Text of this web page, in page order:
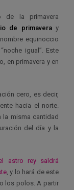
de la primavera
de primavera y
equinoccio
igual”. Este
en primavera y en
cero, es decir,
hacia el norte.
la misma cantidad
del día y la
astro rey saldrá
, y lo hará de este
los polos. A partir